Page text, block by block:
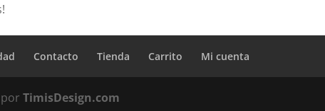
Contacto Tienda Carrito Mi cuenta
porTimisDesign.com